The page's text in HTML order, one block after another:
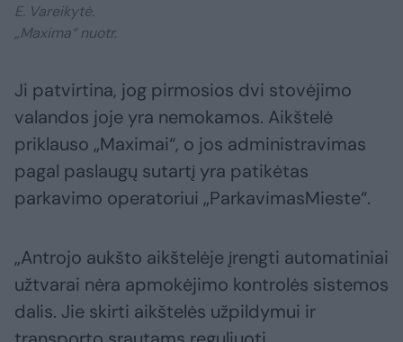
E. Vareikytė.
„Maxima“ nuotr.
Ji patvirtina, jog pirmosios dvi stovėjimo
valandos joje yra nemokamos. Aikštelė
priklauso „Maximai“, o jos administravimas
pagal paslaugų sutartį yra patikėtas
parkavimo operatoriui „ParkavimasMieste“.
„Antrojo aukšto aikštelėje įrengti automatiniai
užtvarai nėra apmokėjimo kontrolės sistemos
dalis. Jie skirti aikštelės užpildymui ir